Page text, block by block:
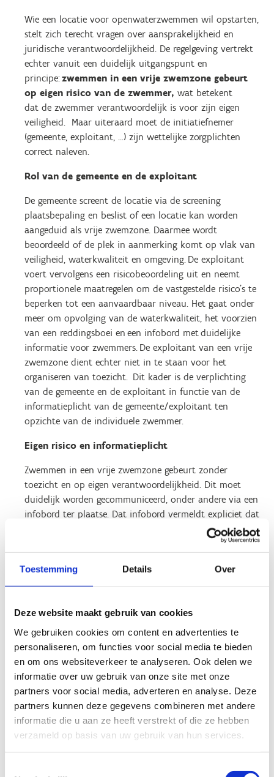
Toestemming Details Over
Deze website maakt gebruik van cookies
We gebruiken cookies om content en advertenties te
personaliseren, om functies voor social media te bieden
en om ons websiteverkeer te analyseren. Ook delen we
informatie over uw gebruik van onze site met onze
partners voor social media, adverteren en analyse. Deze
partners kunnen deze gegevens combineren met andere
informatie die u aan ze heeft verstrekt of die ze hebben
verzameld op basis van uw gebruik van hun services.
Wie een locatie voor openwaterzwemmen wil opstarten,
stelt zich terecht vragen over aansprakelijkheid en
juridische verantwoordelijkheid. De regelgeving vertrekt
echter vanuit een duidelijk uitgangspunt en
principe:zwemmen in een vrije zwemzone gebeurt
op eigen risico van de zwemmer, wat betekent
dat de zwemmer verantwoordelijk is voor zijn eigen
veiligheid. Maar uiteraard moet de initiatiefnemer
(gemeente, exploitant, …) zijn wettelijke zorgplichten
correct naleven.
Rol van de gemeente en de exploitant
De gemeente screent de locatie via de screening
plaatsbepaling en beslist of een locatie kan worden
aangeduid als vrije zwemzone. Daarmee wordt
beoordeeld of de plek in aanmerking komt op vlak van
veiligheid, waterkwaliteit en omgeving. De exploitant
voert vervolgens een risicobeoordeling uit en neemt
proportionele maatregelen om de vastgestelde risico’s te
beperken tot een aanvaardbaar niveau. Het gaat onder
meer om opvolging van de waterkwaliteit, het voorzien
van een reddingsboei en een infobord met duidelijke
informatie voor zwemmers. De exploitant van een vrije
zwemzone dient echter niet in te staan voor het
organiseren van toezicht. Dit kader is de verplichting
van de gemeente en de exploitant in functie van de
informatieplicht van de gemeente/exploitant ten
opzichte van de individuele zwemmer.
Eigen risico en informatieplicht
Zwemmen in een vrije zwemzone gebeurt zonder
toezicht en op eigen verantwoordelijkheid. Dit moet
duidelijk worden gecommuniceerd, onder andere via een
infobord ter plaatse. Dat infobord vermeldt expliciet dat
zwemmen op eigen risico is en geeft basisinformatie
over veiligheid, waterkwaliteit en wat te doen in
geïnformeerd deelneemt. De zwemmer aanvaardt om te
zwemmen op eigen risico, in de omstandigheden en
nemen. Dit ontslaat de exploitant echter niet van zijn
aansprakelijkheid wanneer deze tekortschiet aan zijn
informatieverplichting, risicobeoordeling of de algemene
zorgvuldigheidsnorm. Deze principes vormen het kader
voor de beoordeling van (gedeelde)
aansprakelijkheid indien zich een incident of ongeval
voordoet.
Juridische aansprakelijkheid
Volgens de algemene regels van het
aansprakelijkheidsrecht is iemand enkel aansprakelijk